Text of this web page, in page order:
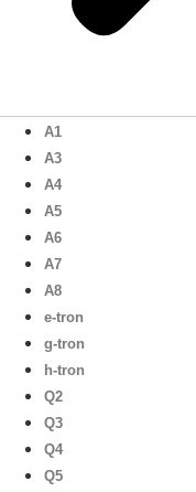
A1
A3
A4
A5
A6
A7
A8
e-tron
g-tron
h-tron
Q2
Q3
Q4
Q5